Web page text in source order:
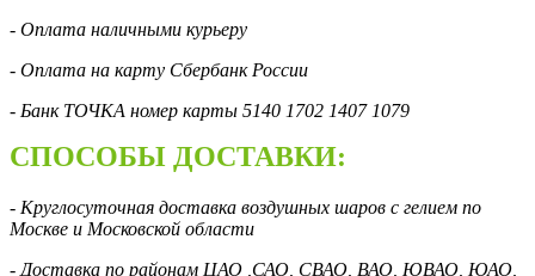
- Оплата наличными курьеру
- Оплата на карту Сбербанк России
- Банк ТОЧКА номер карты 5140 1702 1407 1079
СПОСОБЫ ДОСТАВКИ:
- Круглосуточная доставка воздушных шаров с гелием по
Москве и Московской области
- Доставка по районам ЦАО ,САО, СВАО, ВАО, ЮВАО, ЮАО,